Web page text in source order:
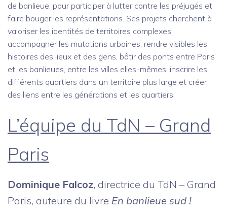
de banlieue, pour participer à lutter contre les préjugés et
faire bouger les représentations. Ses projets cherchent à
valoriser les identités de territoires complexes,
accompagner les mutations urbaines, rendre visibles les
histoires des lieux et des gens, bâtir des ponts entre Paris
et les banlieues, entre les villes elles-mêmes, inscrire les
différents quartiers dans un territoire plus large et créer
des liens entre les générations et les quartiers.
L’équipe du TdN – Grand
Paris
Dominique Falcoz, directrice du TdN – Grand
Paris, auteure du livre En banlieue sud !